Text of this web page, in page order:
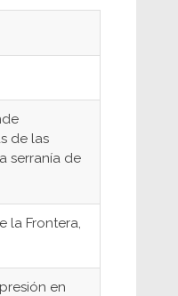
de las
serranía de
la Frontera,
en